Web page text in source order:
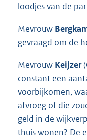
loodjes van de
Mevrouw
gevraagd om de
Mevrouw Keijzer
constant een
voorbijkomen,
afvroeg of die
geld in de
thuis wonen? De